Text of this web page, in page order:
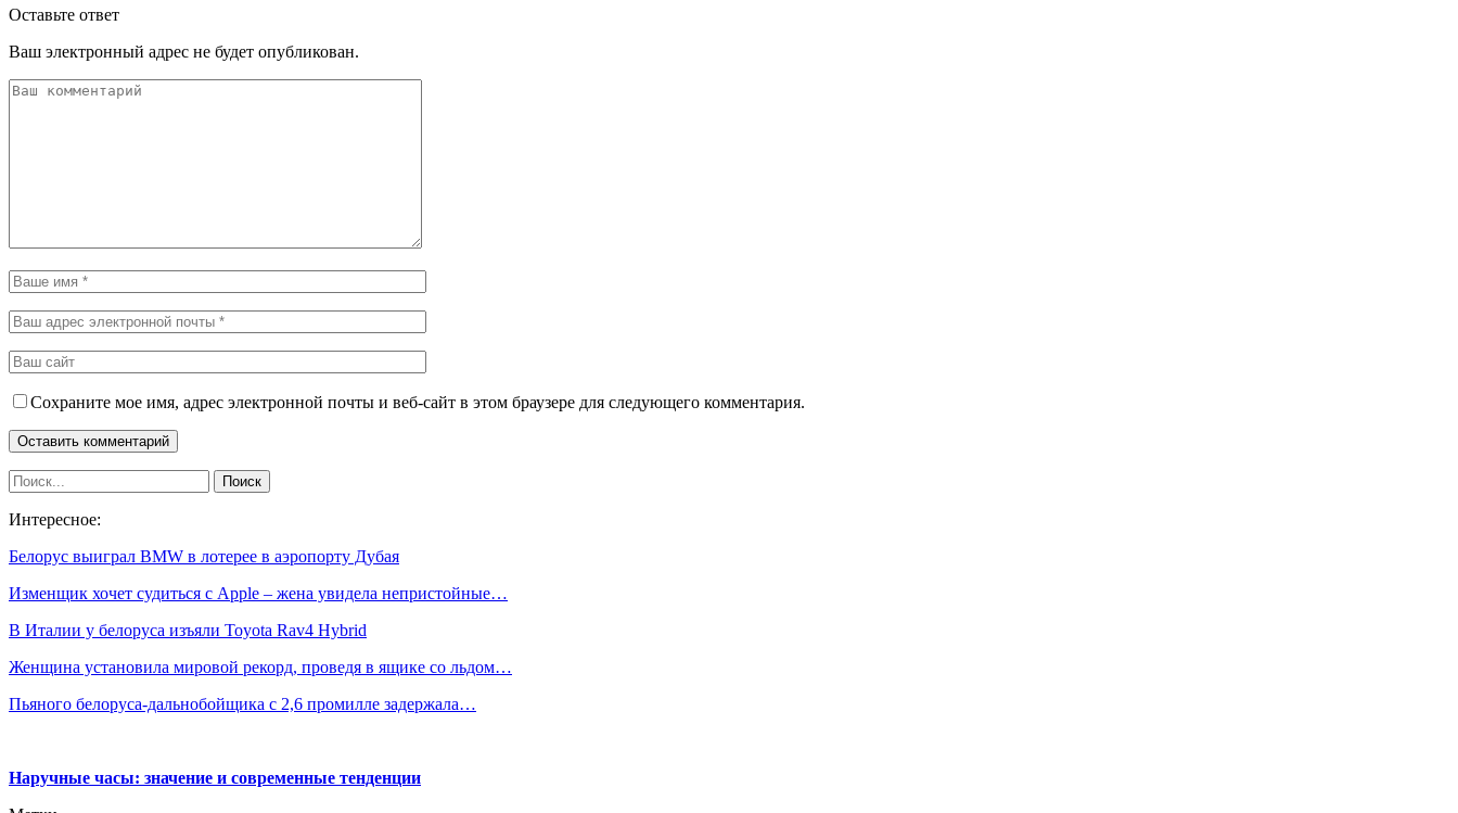
Оставьте ответ
Ваш электронный адрес не будет опубликован.
Сохраните мое имя, адрес электронной почты и веб-сайт в этом браузере для следующего комментария.
Интересное:
Белорус выиграл BMW в лотерее в аэропорту Дубая
Изменщик хочет судиться с Apple – жена увидела непристойные…
В Италии у белоруса изъяли Toyota Rav4 Hybrid
Женщина установила мировой рекорд, проведя в ящике со льдом…
Пьяного белоруса-дальнобойщика с 2,6 промилле задержала…
Наручные часы: значение и современные тенденции